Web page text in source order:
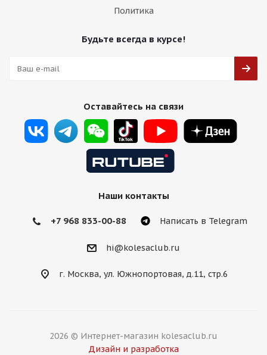
Политика
Будьте всегда в курсе!
Оставайтесь на связи
Наши контакты
+7 968 833-00-88 Написать в Telegram
hi@kolesaclub.ru
г. Москва, ул. Южнопортовая, д.11, стр.6
2026 © Интернет-магазин kolesaclub.ru
Дизайн и разработка